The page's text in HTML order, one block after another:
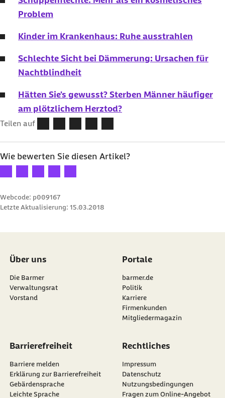
Problem
Kinder im Krankenhaus: Ruhe ausstrahlen
Schlechte Sicht bei Dämmerung: Ursachen für
Nachtblindheit
Hätten Sie's gewusst? Sterben Männer häufiger
am plötzlichem Herztod?
Teilen auf
Wie bewerten Sie diesen Artikel?
Ihre Bewertung: 1 Stern
Ihre Bewertung: 2 Sterne
Ihre Bewertung: 3 Sterne
Ihre Bewertung: 4 Sterne
Ihre Bewertung: 5 Sterne
Webcode: p009167
Letzte Aktualisierung: 15.03.2018
Über uns
Die Barmer
Verwaltungsrat
Vorstand
Portale
barmer.de
Politik
Karriere
Firmenkunden
Mitgliedermagazin
Barrierefreiheit
Barriere melden
Erklärung zur Barrierefreiheit
Gebärdensprache
Leichte Sprache
Rechtliches
Impressum
Datenschutz
Nutzungsbedingungen
Fragen zum Online-Angebot